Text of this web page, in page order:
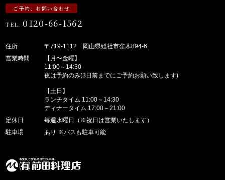
ご予約、お問い合わせ
TEL. 0120-66-1562
住所
〒719-1112 岡山県総社市窪木894-6
営業時間
【月〜金曜】
11:00～14:30
夜は予約のみ(3日前までにご予約お願い致します)
【土日】
ランチタイム 11:00～14:30
ディナータイム 17:00～21:00
定休日
毎週水曜日（※祝日は営業いたします）
駐車場
あり ※バスも駐車可能